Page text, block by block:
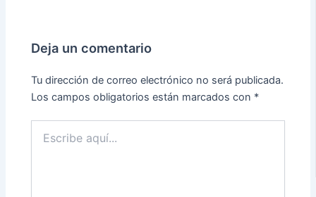
Deja un comentario
Tu dirección de correo electrónico no será publicada.
Los campos obligatorios están marcados con *
aquí...